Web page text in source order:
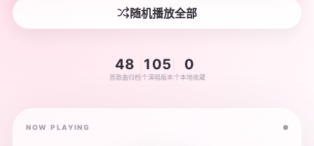
随机播放全部
48
首歌曲归档
105
个演唱版本
0
个本地收藏
NOW PLAYING